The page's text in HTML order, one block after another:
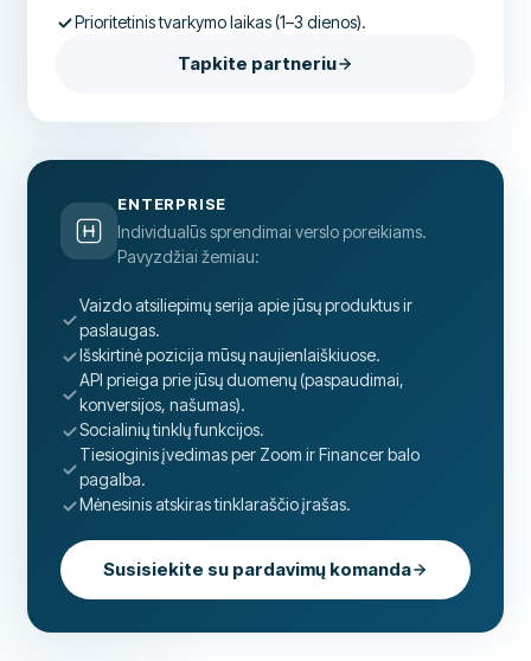
Prioritetinis tvarkymo laikas (1–3 dienos).
Tapkite partneriu
ENTERPRISE
Individualūs sprendimai verslo poreikiams.
Pavyzdžiai žemiau:
Vaizdo atsiliepimų serija apie jūsų produktus ir
paslaugas.
Išskirtinė pozicija mūsų naujienlaiškiuose.
API prieiga prie jūsų duomenų (paspaudimai,
konversijos, našumas).
Socialinių tinklų funkcijos.
Tiesioginis įvedimas per Zoom ir Financer balo
pagalba.
Mėnesinis atskiras tinklaraščio įrašas.
Susisiekite su pardavimų komanda